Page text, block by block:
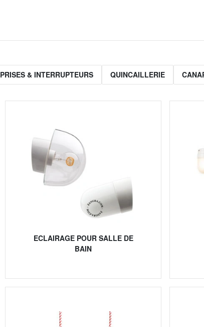
PRISES & INTERRUPTEURS QUINCAILLERIE
ECLAIRAGE POUR SALLE DE
BAIN